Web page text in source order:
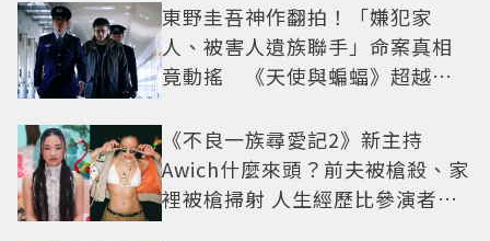
東野圭吾神作翻拍！「嫌犯家
人、被害人遺族聯手」命案真相
竟動搖 《天使與蝙蝠》超越懸
《不良一族尋愛記2》新主持
Awich什麼來頭？前夫被槍殺、家
裡被槍掃射 人生經歷比參演者還